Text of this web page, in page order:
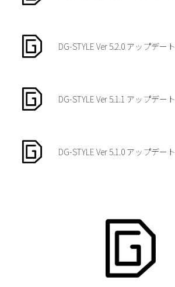
DG-STYLE Ver 5.2.0 アップデート
DG-STYLE Ver 5.1.1 アップデート
DG-STYLE Ver 5.1.0 アップデート